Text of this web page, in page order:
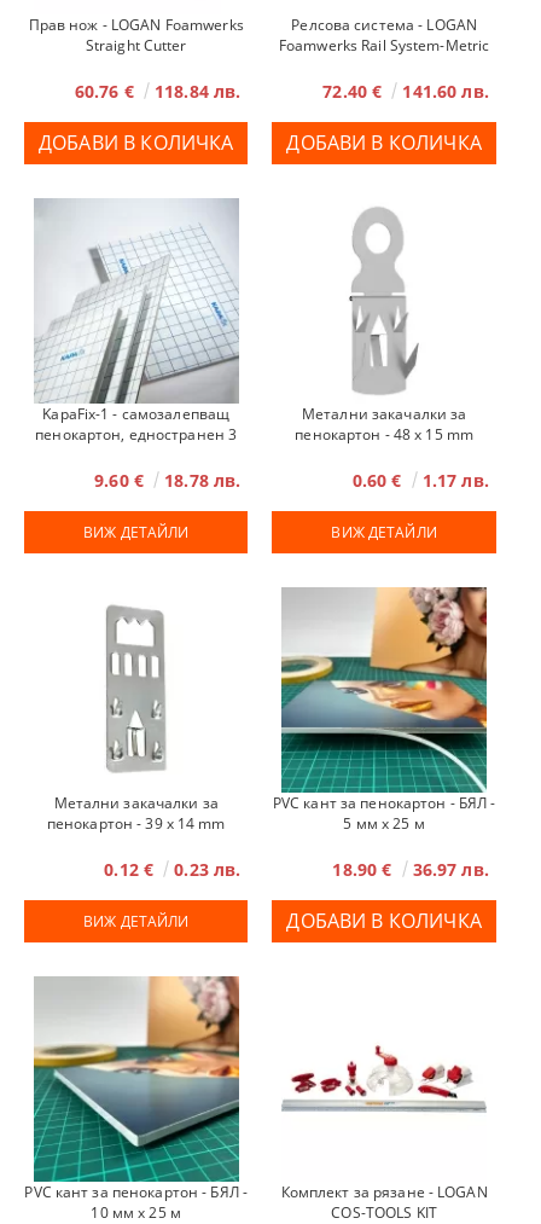
Прав нож - LOGAN Foamwerks
Straight Cutter
60.76 € 118.84 лв.
Релсова система - LOGAN
Foamwerks Rail System-Metric
72.40 € 141.60 лв.
KapaFix-1 - самозалепващ
пенокартон, едностранен 3
9.60 € 18.78 лв.
ВИЖ ДЕТАЙЛИ
Метални закачалки за
пенокартон - 48 х 15 mm
0.60 € 1.17 лв.
ВИЖ ДЕТАЙЛИ
Метални закачалки за
пенокартон - 39 х 14 mm
0.12 € 0.23 лв.
ВИЖ ДЕТАЙЛИ
PVC кант за пенокартон - БЯЛ -
5 мм x 25 м
18.90 € 36.97 лв.
PVC кант за пенокартон - БЯЛ -
10 мм x 25 м
Комплект за рязане - LOGAN
COS-TOOLS KIT